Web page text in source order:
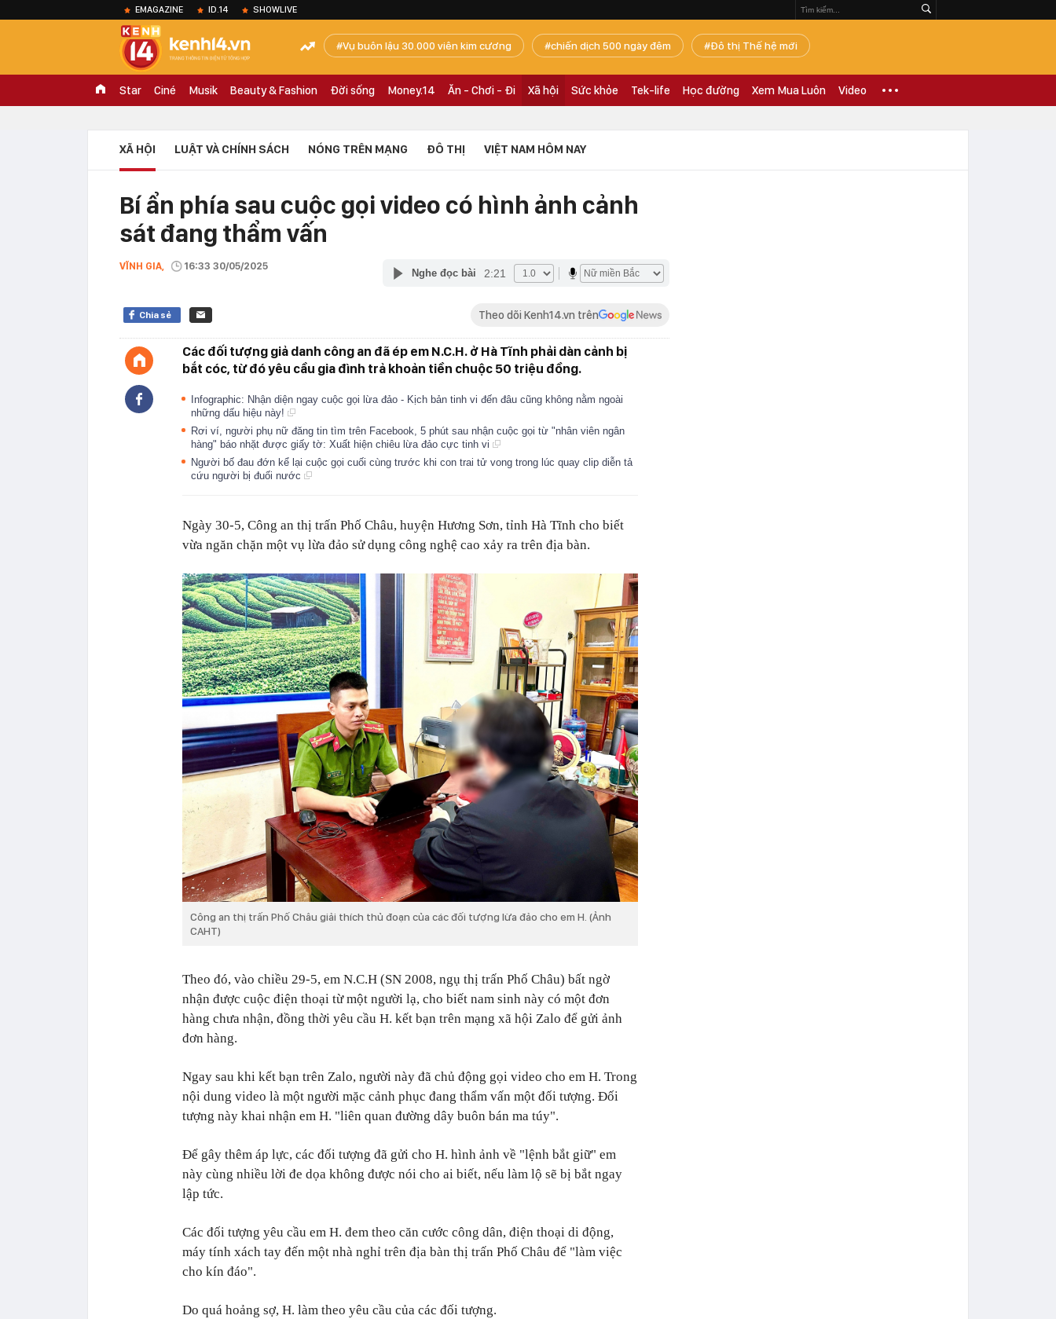
EMAGAZINE ID.14 SHOWLIVE
Vụ buôn lậu 30.000 viên kim cương chiến dịch 500 ngày đêm Đô thị Thế hệ mới
Star Ciné Musik Beauty & Fashion Đời sống Money.14 Ăn - Chơi - Đi Xã hội Sức khỏe Tek-life Học đường Xem Mua Luôn Video
XÃ HỘI LUẬT VÀ CHÍNH SÁCH NÓNG TRÊN MẠNG ĐÔ THỊ VIỆT NAM HÔM NAY
Bí ẩn phía sau cuộc gọi video có hình ảnh cảnh
sát đang thẩm vấn
VĨNH GIA, 16:33 30/05/2025
Nghe đọc bài 2:21
Chia sẻ Theo dõi Kenh14.vn trên
Các đối tượng giả danh công an đã ép em N.C.H. ở Hà Tĩnh phải dàn cảnh bị
bắt cóc, từ đó yêu cầu gia đình trả khoản tiền chuộc 50 triệu đồng.
Infographic: Nhận diện ngay cuộc gọi lừa đảo - Kịch bản tinh vi đến đâu cũng không nằm ngoài
những dấu hiệu này!
Rơi ví, người phụ nữ đăng tin tìm trên Facebook, 5 phút sau nhận cuộc gọi từ "nhân viên ngân
hàng" báo nhặt được giấy tờ: Xuất hiện chiêu lừa đảo cực tinh vi
Người bố đau đớn kể lại cuộc gọi cuối cùng trước khi con trai tử vong trong lúc quay clip diễn tả
cứu người bị đuối nước
Ngày 30-5, Công an thị trấn Phố Châu, huyện Hương Sơn, tỉnh Hà Tĩnh cho biết
vừa ngăn chặn một vụ lừa đảo sử dụng công nghệ cao xảy ra trên địa bàn.
Công an thị trấn Phố Châu giải thích thủ đoạn của các đối tượng lừa đảo cho em H. (Ảnh
CAHT)
Theo đó, vào chiều 29-5, em N.C.H (SN 2008, ngụ thị trấn Phố Châu) bất ngờ
nhận được cuộc điện thoại từ một người lạ, cho biết nam sinh này có một đơn
hàng chưa nhận, đồng thời yêu cầu H. kết bạn trên mạng xã hội Zalo để gửi ảnh
đơn hàng.
Ngay sau khi kết bạn trên Zalo, người này đã chủ động gọi video cho em H. Trong
nội dung video là một người mặc cảnh phục đang thẩm vấn một đối tượng. Đối
tượng này khai nhận em H. "liên quan đường dây buôn bán ma túy".
Để gây thêm áp lực, các đối tượng đã gửi cho H. hình ảnh về "lệnh bắt giữ" em
này cùng nhiều lời đe dọa không được nói cho ai biết, nếu làm lộ sẽ bị bắt ngay
lập tức.
Các đối tượng yêu cầu em H. đem theo căn cước công dân, điện thoại di động,
máy tính xách tay đến một nhà nghỉ trên địa bàn thị trấn Phố Châu để "làm việc
cho kín đáo".
Do quá hoảng sợ, H. làm theo yêu cầu của các đối tượng.